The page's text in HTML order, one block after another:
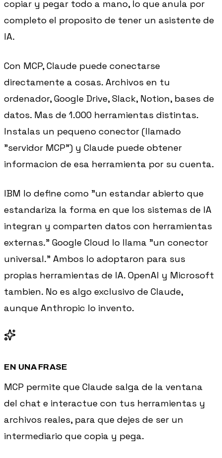
copiar y pegar todo a mano, lo que anula por
completo el proposito de tener un asistente de
IA.
Con MCP, Claude puede conectarse
directamente a cosas. Archivos en tu
ordenador, Google Drive, Slack, Notion, bases de
datos. Mas de 1.000 herramientas distintas.
Instalas un pequeno conector (llamado
"servidor MCP") y Claude puede obtener
informacion de esa herramienta por su cuenta.
IBM lo define como "un estandar abierto que
estandariza la forma en que los sistemas de IA
integran y comparten datos con herramientas
externas." Google Cloud lo llama "un conector
universal." Ambos lo adoptaron para sus
propias herramientas de IA. OpenAI y Microsoft
tambien. No es algo exclusivo de Claude,
aunque Anthropic lo invento.
EN UNA FRASE
MCP permite que Claude salga de la ventana
del chat e interactue con tus herramientas y
archivos reales, para que dejes de ser un
intermediario que copia y pega.